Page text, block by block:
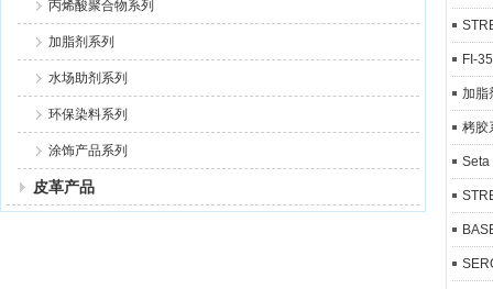
丙烯酸聚合物系列
加脂剂系列
水场助剂系列
环保染料系列
涂饰产品系列
皮革产品
FI-
加脂
栲胶
Seta